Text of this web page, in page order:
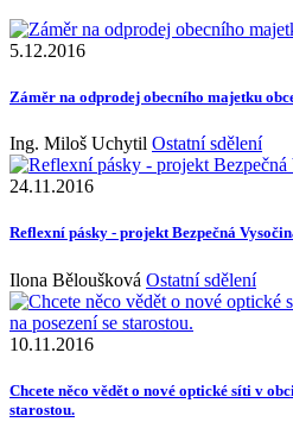
5.12.2016
Záměr na odprodej obecního majetku
Ing. Miloš Uchytil Ostatní sdělení
24.11.2016
Reflexní pásky - projekt Bezpečná
Ilona Běloušková Ostatní sdělení
10.11.2016
Chcete něco vědět o nové optické síti v
starostou.